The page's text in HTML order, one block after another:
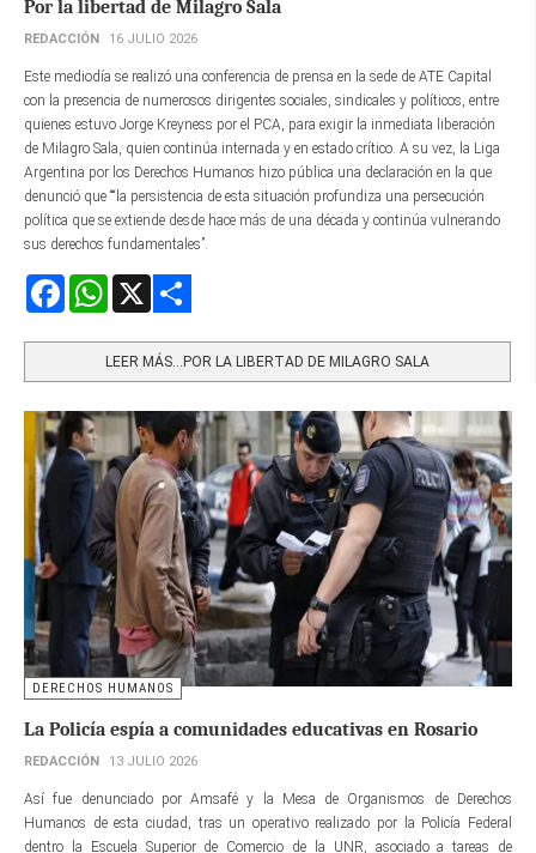
Por la libertad de Milagro Sala
REDACCIÓN 16 JULIO 2026
Este mediodía se realizó una conferencia de prensa en la sede de ATE Capital
con la presencia de numerosos dirigentes sociales, sindicales y políticos, entre
quienes estuvo Jorge Kreyness por el PCA, para exigir la inmediata liberación
de Milagro Sala, quien continúa internada y en estado crítico. A su vez, la Liga
Argentina por los Derechos Humanos hizo pública una declaración en la que
denunció que ““la persistencia de esta situación profundiza una persecución
política que se extiende desde hace más de una década y continúa vulnerando
sus derechos fundamentales”.
FacebookWhatsApp
LEER MÁS…POR LA LIBERTAD DE MILAGRO SALA
DERECHOS HUMANOS
La Policía espía a comunidades educativas en Rosario
REDACCIÓN 13 JULIO 2026
Así fue denunciado por Amsafé y la Mesa de Organismos de Derechos
Humanos de esta ciudad, tras un operativo realizado por la Policía Federal
dentro la Escuela Superior de Comercio de la UNR, asociado a tareas de